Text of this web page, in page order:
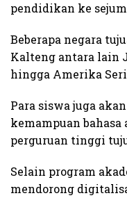
pendidikan ke
Beberapa negara
Kalteng antara lain
hingga Amerika
Para siswa juga
kemampuan
perguruan tinggi
Selain program
mendorong